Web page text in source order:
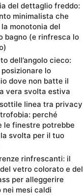
del dettaglio freddo:
minimalista che
la monotonia del
bagno (e rinfresca lo
dell’angolo cieco:
lo
dove non batte il
vera svolta estiva
linea tra privacy
perché
le finestre potrebbe
svolta per il tuo
rinfrescanti: il
vetro colorato e del
per alleggerire
nei mesi caldi